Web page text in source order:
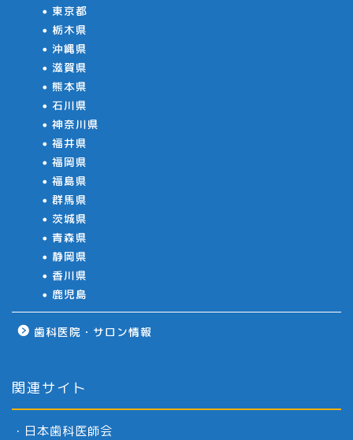
東京都
栃木県
沖縄県
滋賀県
熊本県
石川県
神奈川県
福井県
福岡県
福島県
群馬県
茨城県
青森県
静岡県
香川県
鹿児島
歯科医院・サロン情報
関連サイト
・ 日本歯科医師会